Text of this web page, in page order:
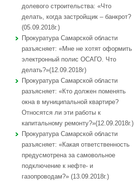
долевого строительства: «Что
делать, когда застройщик – банкрот?
(05.09.2018г.)
Прокуратура Самарской области
разъясняет: «Мне не хотят оформить
электронный полис ОСАГО. Что
делать?»(12.09.2018г)
Прокуратура Самарской области
разъясняет: «Кто должен поменять
окна в муниципальной квартире?
Относятся ли эти работы к
капитальному ремонту?»(12.09.2018г.)
Прокуратура Самарской области
разъясняет: «Какая ответственность
предусмотрена за самовольное
подключение к нефте- и
газопроводам?» (13.09.2018г.)